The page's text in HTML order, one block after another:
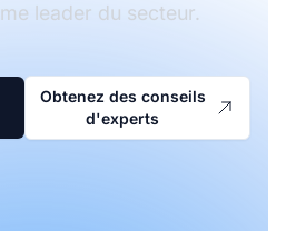
leader du secteur.
Obtenez des conseils
d'experts